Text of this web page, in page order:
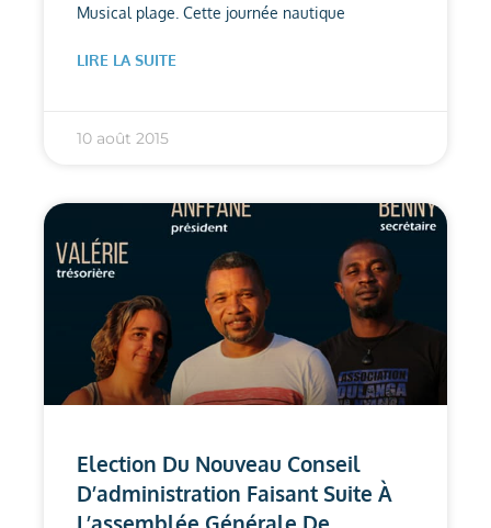
Musical plage. Cette journée nautique
LIRE LA SUITE
10 août 2015
Election Du Nouveau Conseil
D’administration Faisant Suite À